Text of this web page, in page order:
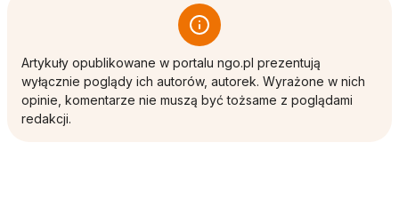
Artykuły opublikowane w portalu ngo.pl prezentują
wyłącznie poglądy ich autorów, autorek. Wyrażone w nich
opinie, komentarze nie muszą być tożsame z poglądami
redakcji.